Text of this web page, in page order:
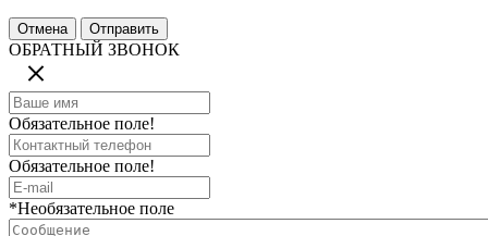
ОБРАТНЫЙ ЗВОНОК
Обязательное поле!
Обязательное поле!
*Необязательное поле